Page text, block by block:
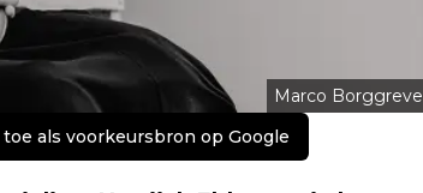
Marco Borggreve
toe als voorkeursbron op Google